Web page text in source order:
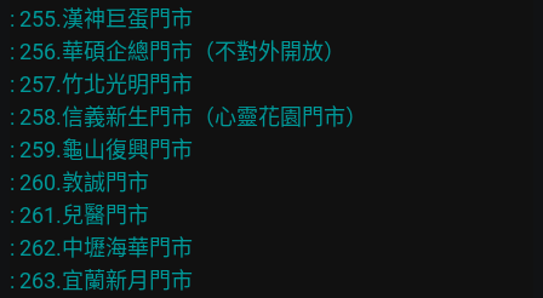
: 255.漢神巨蛋門市
: 256.華碩企總門市（不對外開放）
: 257.竹北光明門市
: 258.信義新生門市（心靈花園門市）
: 259.龜山復興門市
: 260.敦誠門市
: 261.兒醫門市
: 262.中壢海華門市
: 263.宜蘭新月門市